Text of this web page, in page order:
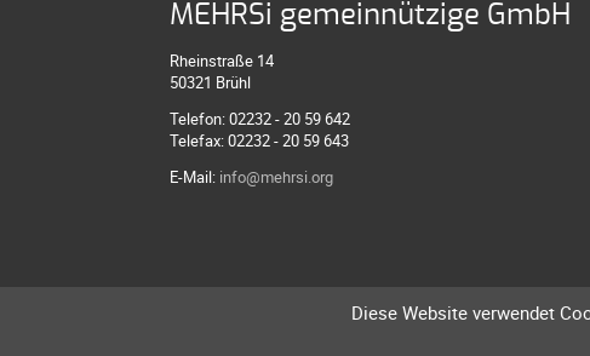
MEHRSi gemeinnützige GmbH
Rheinstraße 14
50321 Brühl
Telefon: 02232 - 20 59 642
Telefax: 02232 - 20 59 643
E-Mail: info@mehrsi.org
Diese Website verwendet